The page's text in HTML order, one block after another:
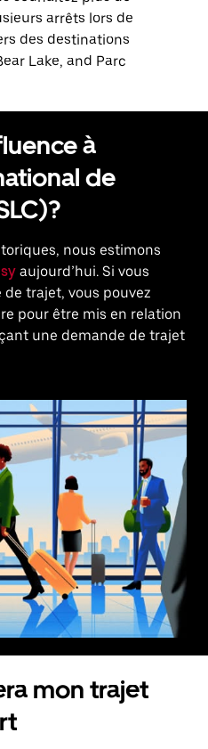
arrêts lors de
des destinations
Lake, and Parc
à
de
nous estimons
aujourd’hui. Si vous
de trajet, vous pouvez
pour être mis en relation
une demande de trajet
mon trajet